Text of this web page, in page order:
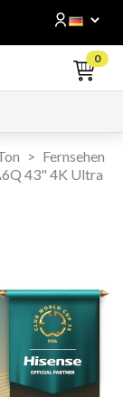
0
Fernsehen
43" 4K Ultra